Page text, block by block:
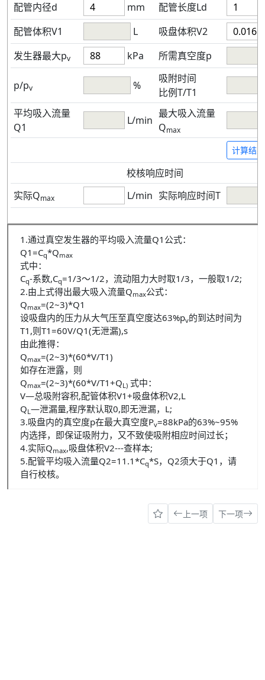
配管内径d
mm
配管长度Ld
配管体积V1
L
吸盘体积V2
发生器最大pv kPa 所需真空度p
p/pv %
吸附时间
比例T/T1
平均吸入流量
Q1
L/min
最大吸入流量
Qmax
计算结果
校核响应时间
实际Qmax L/min 实际响应时间T
1.通过真空发生器的平均吸入流量Q1公式：
Q1=Cq*Qmax
式中：
Cq-系数,Cq=1/3～1/2，流动阻力大时取1/3，一般取1/2;
2.由上式得出最大吸入流量Qmax公式：
Qmax=(2~3)*Q1
设吸盘内的压力从大气压至真空度达63%pv的到达时间为
T1,则T1=60V/Q1(无泄漏),s
由此推得：
Qmax=(2~3)*(60*V/T1)
如存在泄露，则
Qmax=(2~3)*(60*V/T1+QL) 式中：
V—总吸附容积,配管体积V1+吸盘体积V2,L
QL —泄漏量,程序默认取0,即无泄漏，L;
3.吸盘内的真空度p在最大真空度Pv=88kPa的63%~95%
内选择，即保证吸附力，又不致使吸附相应时间过长；
4.实际Qmax,吸盘体积V2---查样本;
5.配管平均吸入流量Q2=11.1*Cq*S，Q2须大于Q1，请
自行校核。
上一项 下一项